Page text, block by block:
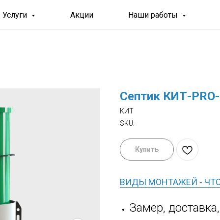
Услуги Акции Наши работы
Септик КИТ-
КИТ
SKU:
Купить
ВИДЫ МОНТАЖЕЙ -
Замер,